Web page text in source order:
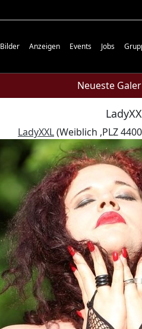
Bilder Anzeigen Events Jobs
Neueste
LadyXXL(Weiblich ,PLZ